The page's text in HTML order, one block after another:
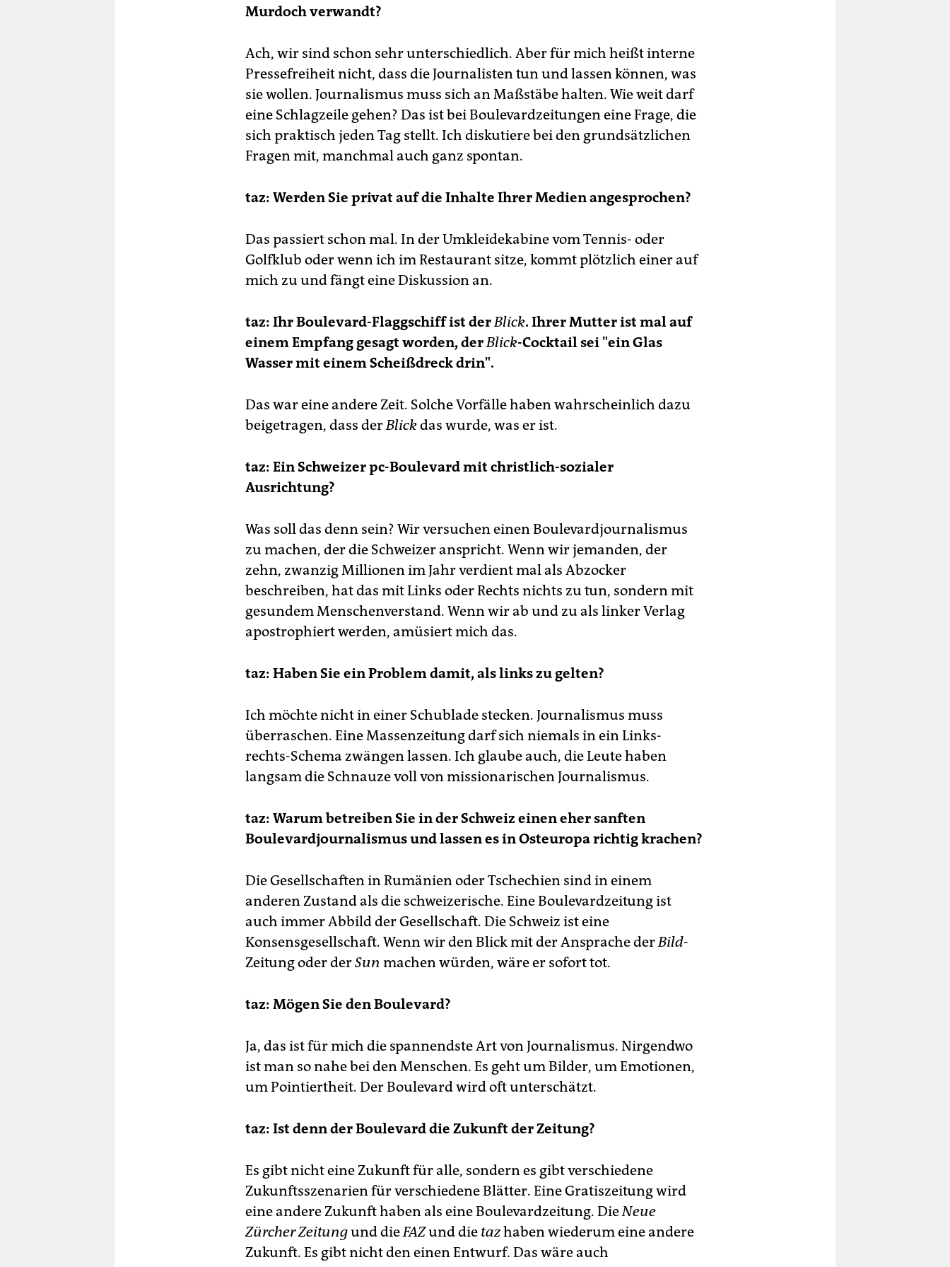
Boulevardzeitung
ein bisschen Radio. Er ist der Größte in der Schweiz. Jedoch
gehörenNeue Zürcher Zeitung,Weltwoche,Tages-Anzeiger bis
heute anderen.
Der Weg nach Osten: 1990 investierte Ringier 50.000 Franken
Kleingeld in Tschechien. Eine Wochenzeitung für die neue Zeit.
Schon nach drei Monaten schrieb das Blatt schwarze Zahlen. Der
Name: Profit. So macht er es seitdem in fast ganz Osteuropa.
ist schon lange in Vietnam und China. In Deutschland verlegt er
Murdoch verwandt?
Ach, wir sind schon sehr unterschiedlich. Aber für mich heißt interne
Pressefreiheit nicht, dass die Journalisten tun und lassen können, was
sie wollen. Journalismus muss sich an Maßstäbe halten. Wie weit darf
eine Schlagzeile gehen? Das ist bei Boulevardzeitungen eine Frage, die
sich praktisch jeden Tag stellt. Ich diskutiere bei den grundsätzlichen
Fragen mit, manchmal auch ganz spontan.
taz: Werden Sie privat auf die Inhalte Ihrer Medien angesprochen?
Das passiert schon mal. In der Umkleidekabine vom Tennis- oder
Golfklub oder wenn ich im Restaurant sitze, kommt plötzlich einer auf
mich zu und fängt eine Diskussion an.
taz: Ihr Boulevard-Flaggschiff ist derBlick. Ihrer Mutter ist mal auf
einem Empfang gesagt worden, derBlick-Cocktail sei "ein Glas
Wasser mit einem Scheißdreck drin".
Das war eine andere Zeit. Solche Vorfälle haben wahrscheinlich dazu
beigetragen, dass derBlickdas wurde, was er ist.
taz: Ein Schweizer pc-Boulevard mit christlich-sozialer
Ausrichtung?
Was soll das denn sein? Wir versuchen einen Boulevardjournalismus
zu machen, der die Schweizer anspricht. Wenn wir jemanden, der
zehn, zwanzig Millionen im Jahr verdient mal als Abzocker
beschreiben, hat das mit Links oder Rechts nichts zu tun, sondern mit
gesundem Menschenverstand. Wenn wir ab und zu als linker Verlag
apostrophiert werden, amüsiert mich das.
taz: Haben Sie ein Problem damit, als links zu gelten?
Ich möchte nicht in einer Schublade stecken. Journalismus muss
überraschen. Eine Massenzeitung darf sich niemals in ein Links-
rechts-Schema zwängen lassen. Ich glaube auch, die Leute haben
langsam die Schnauze voll von missionarischen Journalismus.
taz: Warum betreiben Sie in der Schweiz einen eher sanften
Boulevardjournalismus und lassen es in Osteuropa richtig krachen?
Die Gesellschaften in Rumänien oder Tschechien sind in einem
anderen Zustand als die schweizerische. Eine Boulevardzeitung ist
auch immer Abbild der Gesellschaft. Die Schweiz ist eine
Konsensgesellschaft. Wenn wir den Blick mit der Ansprache derBild-
Zeitung oder derSun machen würden, wäre er sofort tot.
taz: Mögen Sie den Boulevard?
Ja, das ist für mich die spannendste Art von Journalismus. Nirgendwo
ist man so nahe bei den Menschen. Es geht um Bilder, um Emotionen,
um Pointiertheit. Der Boulevard wird oft unterschätzt.
taz: Ist denn der Boulevard die Zukunft der Zeitung?
Es gibt nicht eine Zukunft für alle, sondern es gibt verschiedene
Zukunftsszenarien für verschiedene Blätter. Eine Gratiszeitung wird
eine andere Zukunft haben als eine Boulevardzeitung. DieNeue
Zürcher Zeitungund dieFAZund die tazhaben wiederum eine andere
Zukunft. Es gibt nicht den einen Entwurf. Das wäre auch